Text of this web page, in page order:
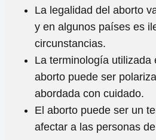
La legalidad del aborto
y en algunos países es
circunstancias.
La terminología utilizada
aborto puede ser
abordada con cuidado.
El aborto puede ser un
afectar a las personas